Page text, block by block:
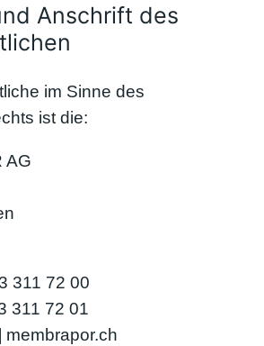
Anschrift des
im Sinne des
ist die:
AG
311 72 00
311 72 01
membrapor.ch